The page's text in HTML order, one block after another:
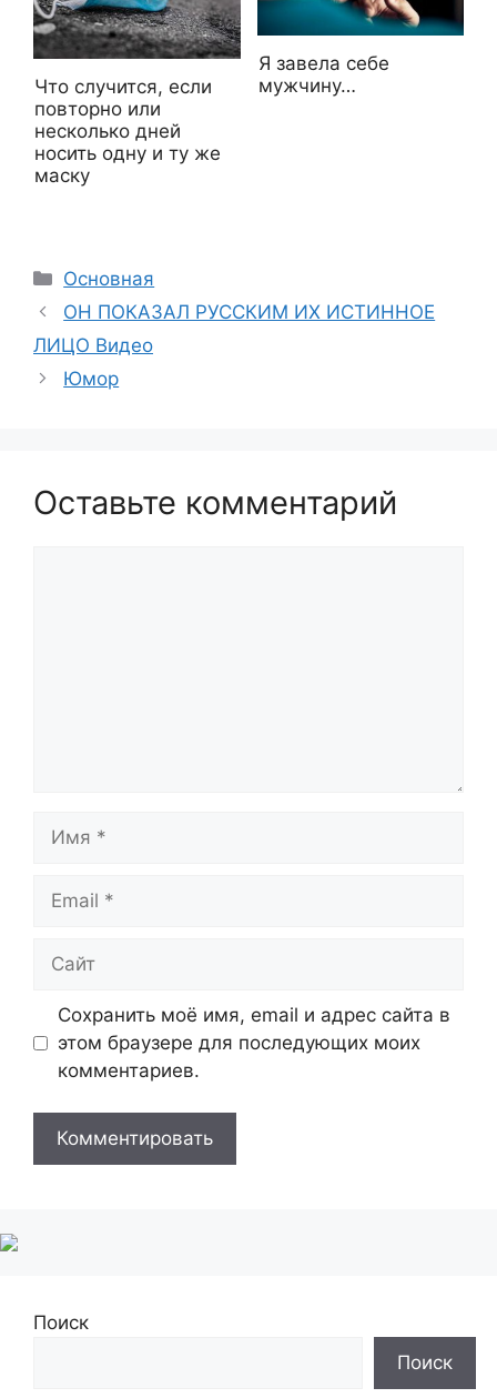
Что случится, если
повторно или
несколько дней
носить одну и ту же
маску
Я завела себе
мужчину…
Рубрики
Основная
ОН ПОКАЗАЛ РУССКИМ ИХ ИСТИННОЕ
ЛИЦО Видео
Юмор
Оставьте комментарий
Сохранить моё имя, email и адрес сайта в
этом браузере для последующих моих
комментариев.
Поиск
Поиск